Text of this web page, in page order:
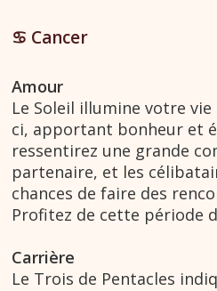
♋︎ Cancer
Amour
Le Soleil illumine votre
ci, apportant bonheur et
ressentirez une grande
partenaire, et les
chances de faire des
Profitez de cette période
Carrière
Le Trois de Pentacles